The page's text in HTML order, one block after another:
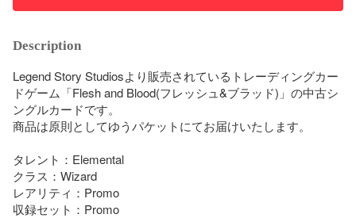
Description
Legend Story Studiosより販売されているトレーディングカー
ドゲーム「Flesh and Blood(フレッシュ&ブラッド)」の中古シ
ングルカードです。
商品は原則としてゆうパケットにてお届けいたします。
タレント：Elemental
クラス：Wizard
レアリティ：Promo
収録セット：Promo